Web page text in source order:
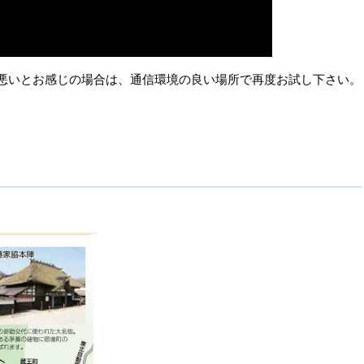
いとお感じの場合は、通信環境の良い場所で再度お試し下さい。